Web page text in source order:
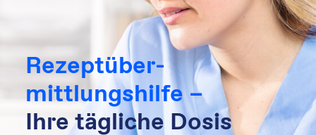
Rezeptüber-
mittlungshilfe –
Ihre tägliche Dosis